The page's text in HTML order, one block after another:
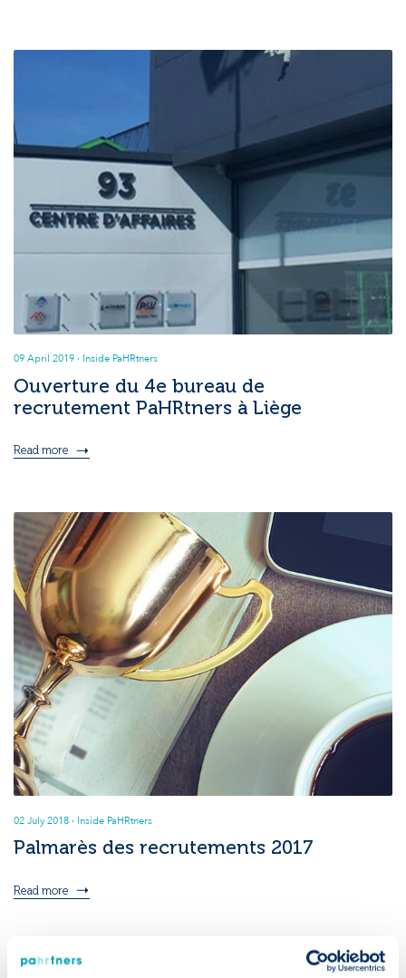
09 April 2019 · Inside PaHRtners
Ouverture du 4e bureau de
recrutement PaHRtners à Liège
Read more
02 July 2018 · Inside PaHRtners
Palmarès des recrutements 2017
Read more